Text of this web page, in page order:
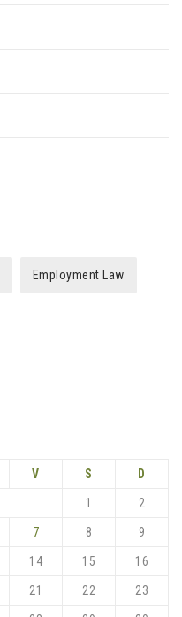
Employment Law
V S D
1 2
7 8 9
14 15 16
21 22 23